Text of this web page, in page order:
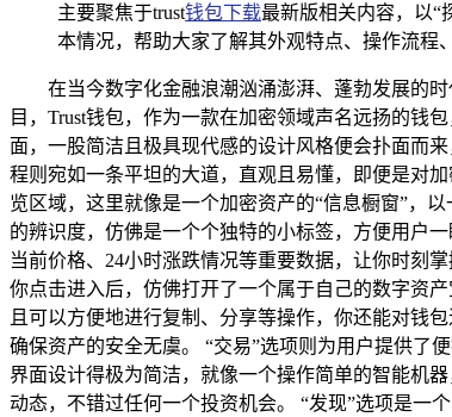
主要聚焦于trust钱包下载最新版相关内容，以“
本情况，帮助大家了解其外观特点、操作流程
在当今数字化金融浪潮汹涌澎湃、蓬勃发展的时
目，Trust钱包，作为一款在加密领域声名远扬的钱
面，一股简洁且极具现代感的设计风格便会扑面而
程则宛如一条平坦的大道，直观且易懂，即便是对
览区域，这里就像是一个加密资产的“信息橱窗”，
的辨识度，仿佛是一个个独特的小标签，方便用户
当前价格、24小时涨跌情况等重要数据，让你时刻
你点击进入后，仿佛打开了一个属于自己的数字资
且可以方便地进行复制、分享等操作，你还能对钱
确保资产的安全无虞。 “交易”选项则为用户提供了
界面设计得极为简洁，就像一个操作简单的智能机
动态，不错过任何一个投资机会。 “发现”选项是一